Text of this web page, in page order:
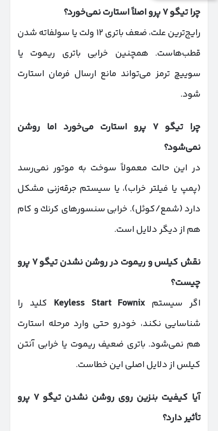
چرا تیگو۷پرو اصلاً استارت نمی‌خورد؟
رایج‌ترین علت، ضعف باتری ۱۲ ولت یا سولفاته شدن
قطب‌هاست. همچنین خرابی باتری ریموت یا
سوییچ ترمز می‌تواند مانع ارسال فرمان استارت
شود.
چرا تیگو۷ پرو استارت می‌خورد اما روشن
نمی‌شود؟
در این حالت معمولاً سوخت به موتور نمی‌رسد
(پمپ یا فیلتر خراب)، یا سیستم جرقه‌زنی مشکل
دارد (شمع/کوئل). خرابی سنسورهای کرنك و كام
هم از دیگر دلایل است.
نقش کیلس و ریموت در روشن نشدن تیگو۷ پرو
چیست؟
اگر سیستم Keyless Start Fownix کلید را
شناسایی نکند، خودرو حتی وارد مرحله استارت
هم نمی‌شود. باتری ضعیف ریموت یا خرابی آنتن
کیلس از دلایل اصلی این خطاست.
آیا کیفیت بنزین روی روشن نشدن تیگو۷ پرو
تأثیر دارد؟